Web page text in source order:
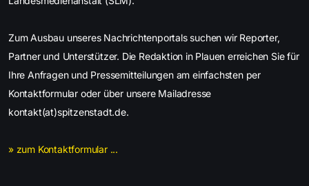
Zum Ausbau unseres Nachrichtenportals suchen wir Reporter,
Partner und Unterstützer. Die Redaktion in Plauen erreichen Sie für
Ihre Anfragen und Pressemitteilungen am einfachsten per
Kontaktformular oder über unsere Mailadresse
kontakt(at)spitzenstadt.de.
» zum Kontaktformular ...